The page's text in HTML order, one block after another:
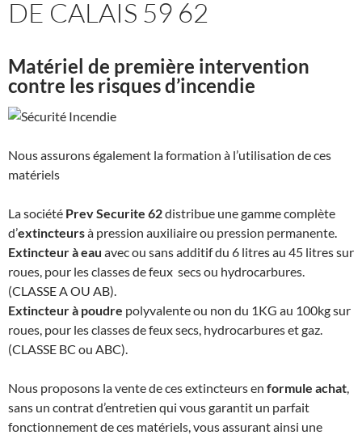
DE CALAIS 59 62
Matériel de première intervention
contre les risques d’incendie
Nous assurons également la formation à l’utilisation de ces
matériels
La société Prev Securite 62distribue une gamme complète
d’extincteursà pression auxiliaire ou pression permanente.
Extincteur à eau avec ou sans additif du 6 litres au 45 litres sur
roues, pour les classes de feux secs ou hydrocarbures.
(CLASSE A OU AB).
Extincteur à poudre polyvalente ou non du 1KG au 100kg sur
roues, pour les classes de feux secs, hydrocarbures et gaz.
(CLASSE BC ou ABC).
Nous proposons la vente de ces extincteurs en formule achat
sans un contrat d’entretien qui vous garantit un parfait
fonctionnement de ces matériels, vous assurant ainsi une